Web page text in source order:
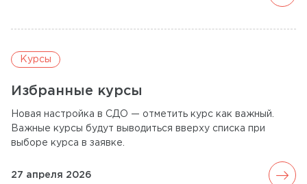
Курсы
Избранные курсы
Новая настройка в СДО — отметить курс как важный.
Важные курсы будут выводиться вверху списка при
выборе курса в заявке.
27 апреля 2026 arrow_forward